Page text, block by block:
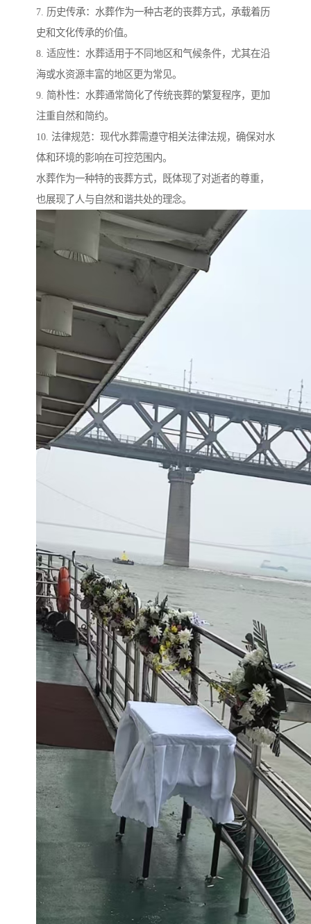
7. 历史传承：水葬作为一种古老的丧葬方式，承载着历
史和文化传承的价值。
8. 适应性：水葬适用于不同地区和气候条件，尤其在沿
海或水资源丰富的地区更为常见。
9. 简朴性：水葬通常简化了传统丧葬的繁复程序，更加
注重自然和简约。
10. 法律规范：现代水葬需遵守相关法律法规，确保对水
体和环境的影响在可控范围内。
水葬作为一种特的丧葬方式，既体现了对逝者的尊重，
也展现了人与自然和谐共处的理念。